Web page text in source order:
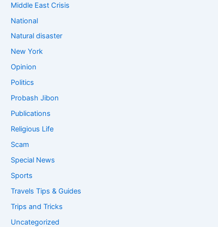
Middle East Crisis
National
Natural disaster
New York
Opinion
Politics
Probash Jibon
Publications
Religious Life
Scam
Special News
Sports
Travels Tips & Guides
Trips and Tricks
Uncategorized